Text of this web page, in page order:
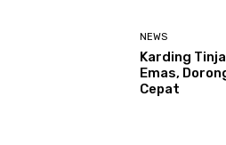
NEWS
Karding
Emas,
Cepat